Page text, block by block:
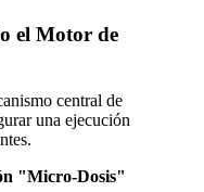
el Motor de
central de
una ejecución
"Micro-Dosis"